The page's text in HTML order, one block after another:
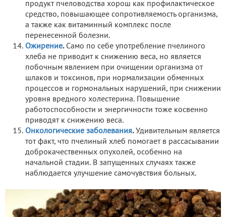
продукт пчеловодства хорош как профилактическое
средство, повышающее сопротивляемость организма,
а также как витаминный комплекс после
перенесенной болезни.
Ожирение.Само по себе употребление пчелиного
хлеба не приводит к снижению веса, но является
побочным явлением при очищении организма от
шлаков и токсинов, при нормализации обменных
процессов и гормональных нарушений, при снижении
уровня вредного холестерина. Повышение
работоспособности и энергичности тоже косвенно
приводят к снижению веса.
Онкологические заболевания.Удивительным является
тот факт, что пчелиный хлеб помогает в рассасывании
доброкачественных опухолей, особенно на
начальной стадии. В запущенных случаях также
наблюдается улучшение самочувствия больных.